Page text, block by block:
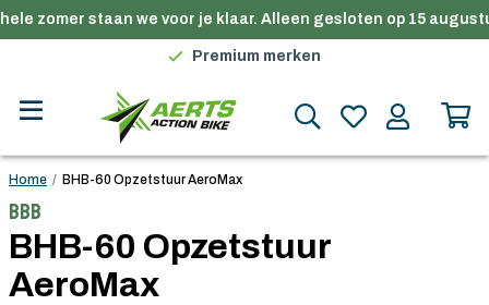
zomer staan we voor je klaar. Alleen gesloten op 15
Gratis verzending in België vanaf €100
Premium merken
Gratis verzending in België vanaf €100
Home / BHB-60 Opzetstuur AeroMax
BBB
BHB-60 Opzetstuur
AeroMax